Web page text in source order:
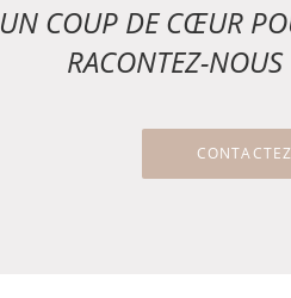
UN COUP DE CŒUR
RACONTEZ-NOUS